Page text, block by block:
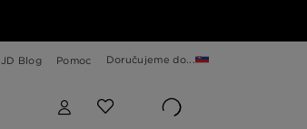
JD Blog Pomoc Doručujeme do...